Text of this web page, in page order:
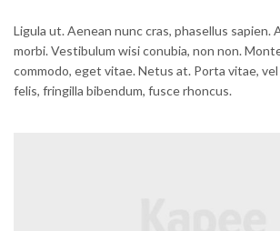
Ligula ut. Aenean nunc cras, phasellus sapien.
morbi. Vestibulum wisi conubia, non non.
commodo, eget vitae. Netus at. Porta vitae,
felis, fringilla bibendum, fusce rhoncus.